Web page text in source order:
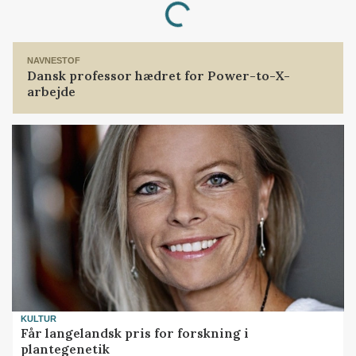
Loading...
NAVNESTOF
Dansk professor hædret for Power-to-X-
arbejde
KULTUR
Får langelandsk pris for forskning i
plantegenetik